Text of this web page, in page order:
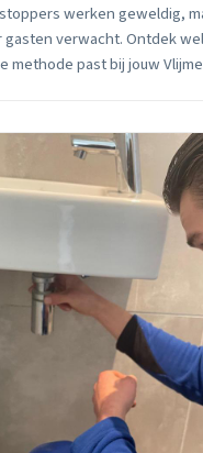
werken geweldig,
verwacht. Ontdek
methode past bij jouw